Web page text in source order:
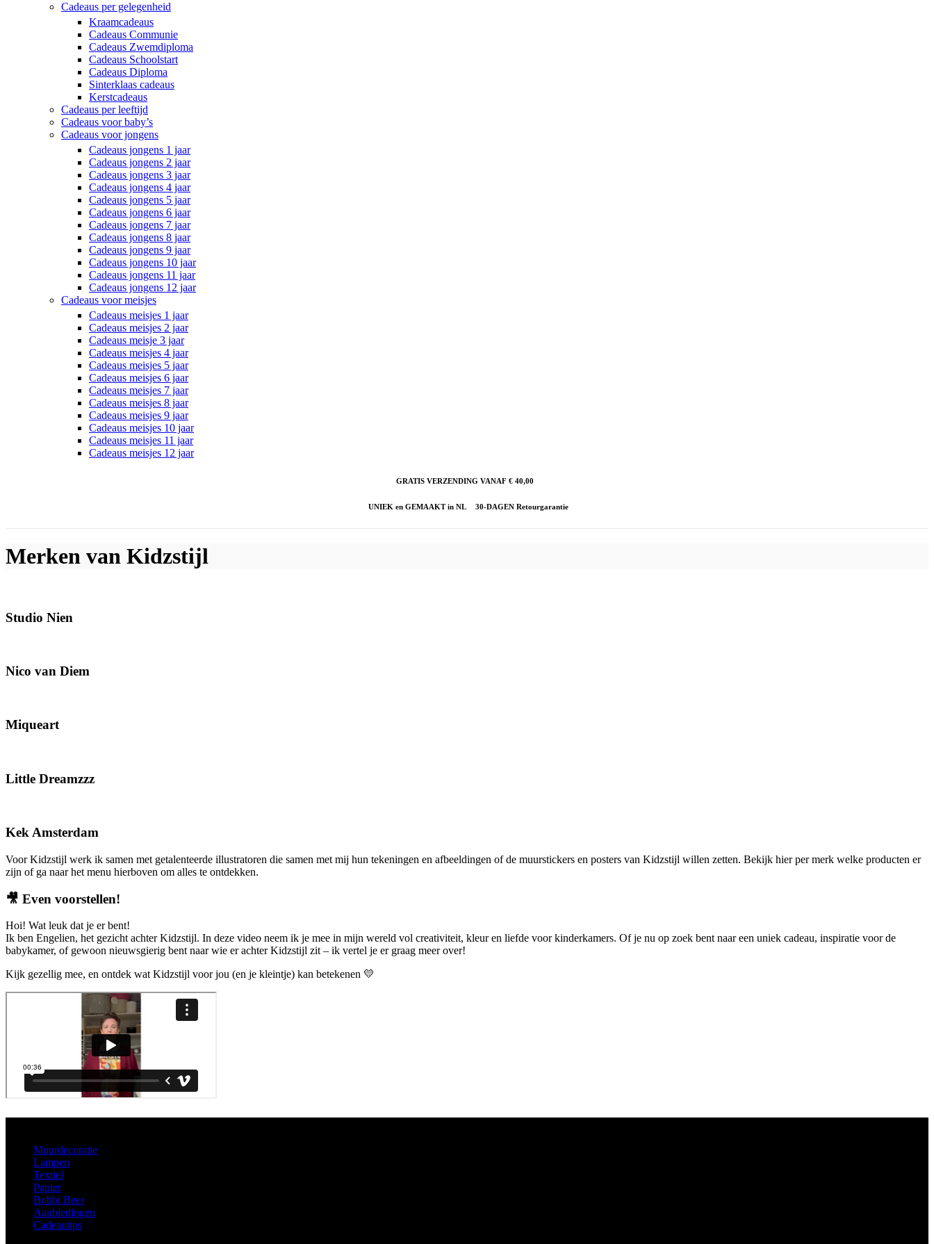
Cadeaus per gelegenheid
Kraamcadeaus
Cadeaus Communie
Cadeaus Zwemdiploma
Cadeaus Schoolstart
Cadeaus Diploma
Sinterklaas cadeaus
Kerstcadeaus
Cadeaus per leeftijd
Cadeaus voor baby’s
Cadeaus voor jongens
Cadeaus jongens 1 jaar
Cadeaus jongens 2 jaar
Cadeaus jongens 3 jaar
Cadeaus jongens 4 jaar
Cadeaus jongens 5 jaar
Cadeaus jongens 6 jaar
Cadeaus jongens 7 jaar
Cadeaus jongens 8 jaar
Cadeaus jongens 9 jaar
Cadeaus jongens 10 jaar
Cadeaus jongens 11 jaar
Cadeaus jongens 12 jaar
Cadeaus voor meisjes
Cadeaus meisjes 1 jaar
Cadeaus meisjes 2 jaar
Cadeaus meisje 3 jaar
Cadeaus meisjes 4 jaar
Cadeaus meisjes 5 jaar
Cadeaus meisjes 6 jaar
Cadeaus meisjes 7 jaar
Cadeaus meisjes 8 jaar
Cadeaus meisjes 9 jaar
Cadeaus meisjes 10 jaar
Cadeaus meisjes 11 jaar
Cadeaus meisjes 12 jaar
GRATIS VERZENDING VANAF € 40,00
UNIEK en GEMAAKT in NL 30-DAGEN Retourgarantie
Merken van Kidzstijl
Studio Nien
Nico van Diem
Miqueart
Little Dreamzzz
Kek Amsterdam
Voor Kidzstijl werk ik samen met getalenteerde illustratoren die samen met mij hun tekeningen en afbeeldingen of de muurstickers en posters van Kidzstijl willen zetten. Bekijk hier per merk welke producten er
zijn of ga naar het menu hierboven om alles te ontdekken.
🎥 Even voorstellen!
Hoi! Wat leuk dat je er bent!
Ik ben Engelien, het gezicht achter Kidzstijl. In deze video neem ik je mee in mijn wereld vol creativiteit, kleur en liefde voor kinderkamers. Of je nu op zoek bent naar een uniek cadeau, inspiratie voor de
babykamer, of gewoon nieuwsgierig bent naar wie er achter Kidzstijl zit – ik vertel je er graag meer over!
Kijk gezellig mee, en ontdek wat Kidzstijl voor jou (en je kleintje) kan betekenen 💛
Muurdecoratie
Lampen
Textiel
Papier
Bobbi Beer
Aanbiedingen
Cadeautips